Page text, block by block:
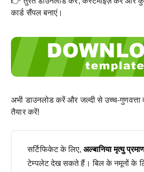
कार्ड सैंपल बनाएं।
अभी डाउनलोड करें और जल्दी से उच्च-गुणवत्ता
तैयार करें!
सर्टिफिकेट के लिए,अल्बानिया मृत्यु
टेम्पलेट देख सकते हैं। बिल के नमूनों के